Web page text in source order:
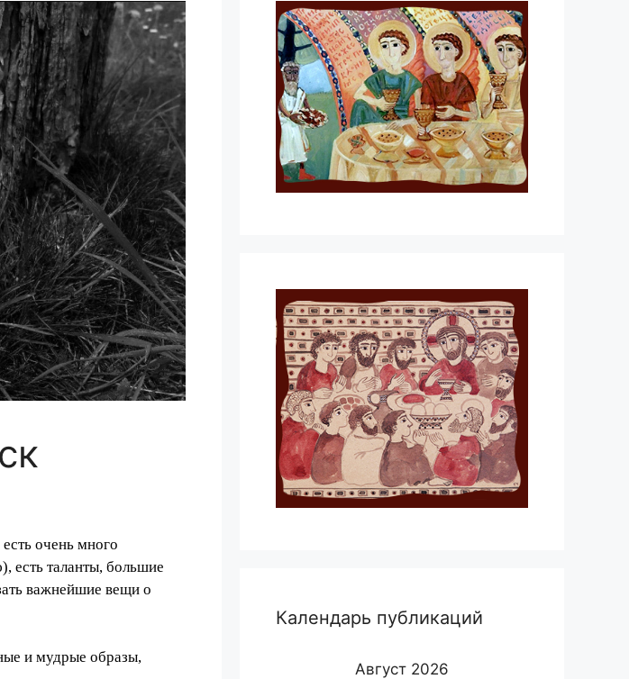
очень много
есть таланты, большие
важнейшие вещи о
и мудрые образы,
Календарь публикаций
Август 2026